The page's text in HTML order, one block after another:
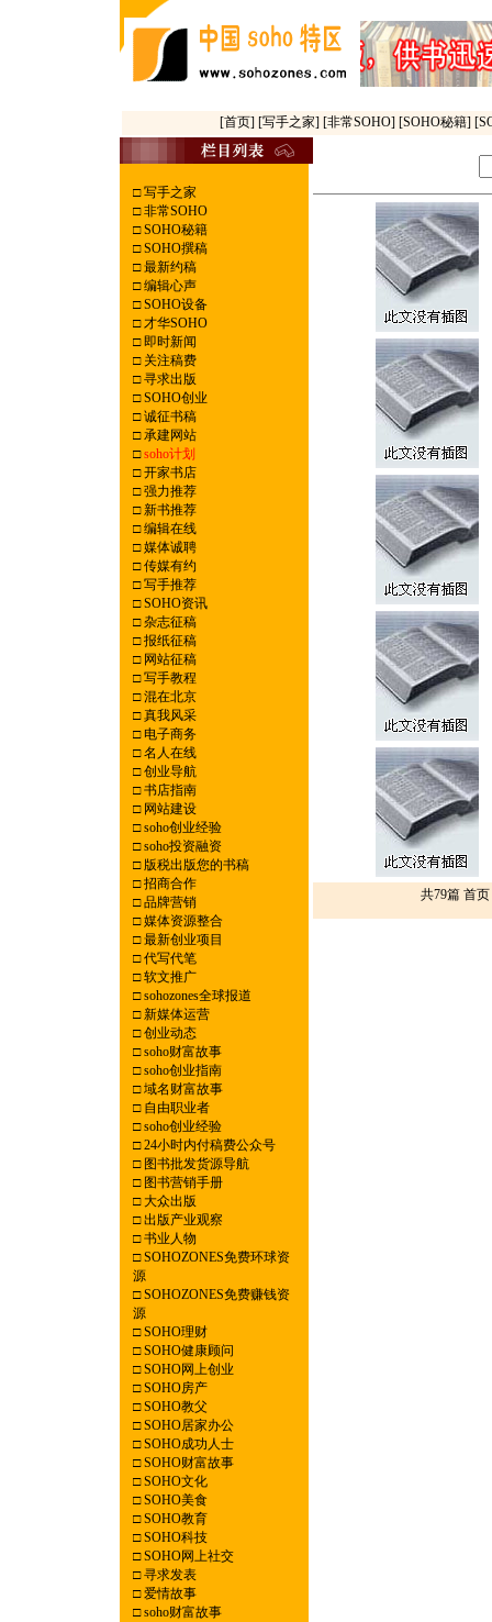
[首页] [写手之家] [非常SOHO] [SOHO秘籍]
□写手之家
□非常SOHO
□SOHO秘籍
□SOHO撰稿
□最新约稿
□编辑心声
□SOHO设备
□才华SOHO
□即时新闻
□关注稿费
□寻求出版
□SOHO创业
□诚征书稿
□承建网站
□ soho计划
□开家书店
□强力推荐
□新书推荐
□编辑在线
□媒体诚聘
□传媒有约
□写手推荐
□SOHO资讯
□杂志征稿
□报纸征稿
□网站征稿
□写手教程
□混在北京
□真我风采
□电子商务
□名人在线
□创业导航
□书店指南
□网站建设
□soho创业经验
□soho投资融资
□版税出版您的书稿
□招商合作
□品牌营销
□媒体资源整合
□最新创业项目
□代写代笔
□软文推广
□sohozones全球报道
□新媒体运营
□创业动态
□soho财富故事
□soho创业指南
□域名财富故事
□自由职业者
□soho创业经验
□24小时内付稿费公众号
□图书批发货源导航
□图书营销手册
□大众出版
□出版产业观察
□书业人物
□SOHOZONES免费环球资
源
□SOHOZONES免费赚钱资
源
□SOHO理财
□SOHO健康顾问
□SOHO网上创业
□SOHO房产
□SOHO教父
□SOHO居家办公
□SOHO成功人士
□SOHO财富故事
□SOHO文化
□SOHO美食
□SOHO教育
□SOHO科技
□SOHO网上社交
□寻求发表
□爱情故事
□soho财富故事
共79篇 首